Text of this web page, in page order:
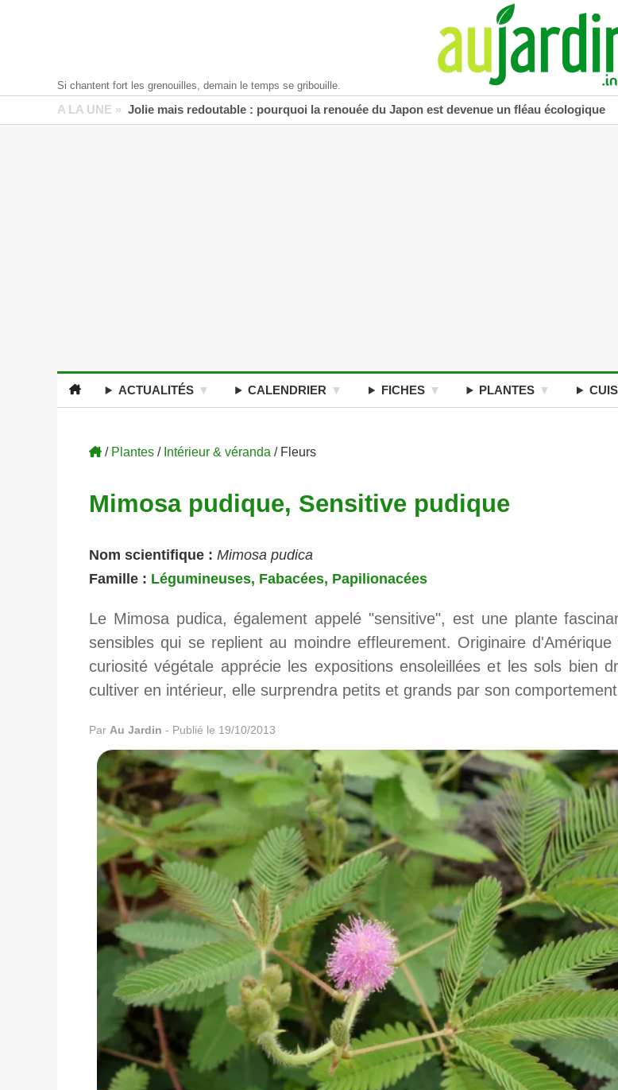
Si chantent fort les grenouilles, demain le temps se gribouille.
A LA UNE » Jolie mais redoutable : pourquoi la renouée du Japon est devenue un fléau écologique
ACTUALITÉS CALENDRIER FICHES PLANTES
/ Plantes / Intérieur & véranda / Fleurs
Mimosa pudique, Sensitive pudique
Nom scientifique : Mimosa pudica
Famille : Légumineuses, Fabacées, Papilionacées
Le Mimosa pudica, également appelé "sensitive", est une plante
sensibles qui se replient au moindre effleurement. Originaire
curiosité végétale apprécie les expositions ensoleillées et les sols bien
cultiver en intérieur, elle surprendra petits et grands par son
Par Au Jardin - Publié le 19/10/2013